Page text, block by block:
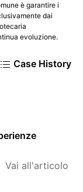
è garantire i
dai
evoluzione.
Case History
Vai all'articolo